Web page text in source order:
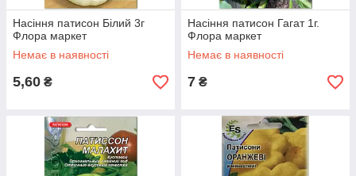
Насіння патисон Білий 3г
Флора маркет
Немає в наявності
5,60 ₴
Насіння патисон Гагат 1г.
Флора маркет
Немає в наявності
7 ₴